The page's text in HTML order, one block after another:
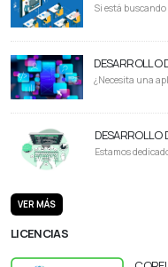
Si está
DESARROLLO
¿Necesita una
DESARROLLO
Estamos
VER MÁS
LICENCIAS